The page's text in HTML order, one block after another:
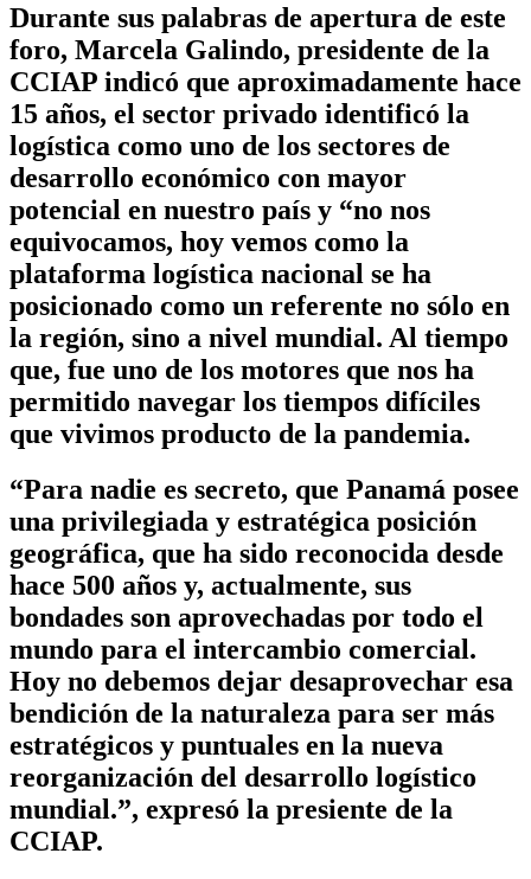
Durante sus palabras de apertura de este
foro, Marcela Galindo, presidente de la
CCIAP indicó que aproximadamente hace
15 años, el sector privado identificó la
logística como uno de los sectores de
desarrollo económico con mayor
potencial en nuestro país y “no nos
equivocamos, hoy vemos como la
plataforma logística nacional se ha
posicionado como un referente no sólo en
la región, sino a nivel mundial. Al tiempo
que, fue uno de los motores que nos ha
permitido navegar los tiempos difíciles
que vivimos producto de la pandemia.
“Para nadie es secreto, que Panamá posee
una privilegiada y estratégica posición
geográfica, que ha sido reconocida desde
hace 500 años y, actualmente, sus
bondades son aprovechadas por todo el
mundo para el intercambio comercial.
Hoy no debemos dejar desaprovechar esa
bendición de la naturaleza para ser más
estratégicos y puntuales en la nueva
reorganización del desarrollo logístico
mundial.”, expresó la presiente de la
CCIAP.